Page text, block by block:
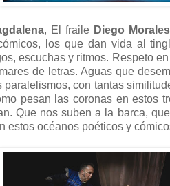
, El fraile Diego Morales
los que dan vida al
escuchas y ritmos. Respeto
de letras. Aguas que
paralelismos, con tantas
pesan las coronas en estos
Que nos suben a la barca,
estos océanos poéticos y